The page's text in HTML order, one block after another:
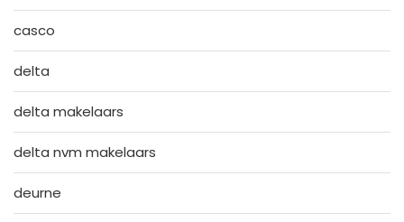
casco
delta
delta makelaars
delta nvm makelaars
deurne